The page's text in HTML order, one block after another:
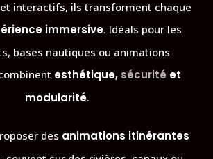
interactifs, ils transforment chaque
immersive. Idéals pour les
bases nautiques ou animations
esthétique, sécurité et
modularité.
des animations itinérantes